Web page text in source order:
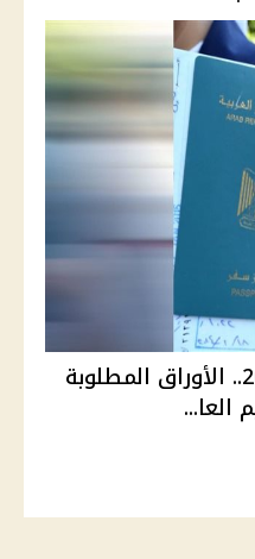
استخراج جواز السفر 2026.. الأوراق المطلوبة
العا...